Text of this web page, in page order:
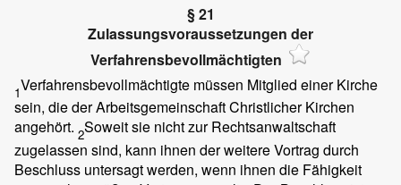
§ 21
Zulassungsvoraussetzungen der
Verfahrensbevollmächtigten
1Verfahrensbevollmächtigte müssen Mitglied einer Kirche
sein, die der Arbeitsgemeinschaft Christlicher Kirchen
angehört. 2Soweit sie nicht zur Rechtsanwaltschaft
zugelassen sind, kann ihnen der weitere Vortrag durch
Beschluss untersagt werden, wenn ihnen die Fähigkeit